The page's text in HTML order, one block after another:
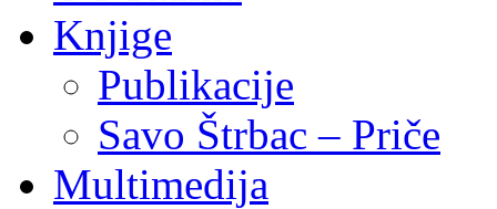
Knjige
Publikacije
Savo Štrbac – Priče
Multimedija